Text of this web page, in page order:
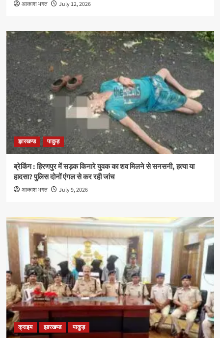
आकाश भगत July 12, 2026
झारखण्ड पाकुड़
ब्रेकिंग : हिरणपुर में सड़क किनारे युवक का शव मिलने से सनसनी, हत्या या
हादसा? पुलिस दोनों एंगल से कर रही जांच
आकाश भगत July 9, 2026
क्राइम झारखण्ड पाकुड़